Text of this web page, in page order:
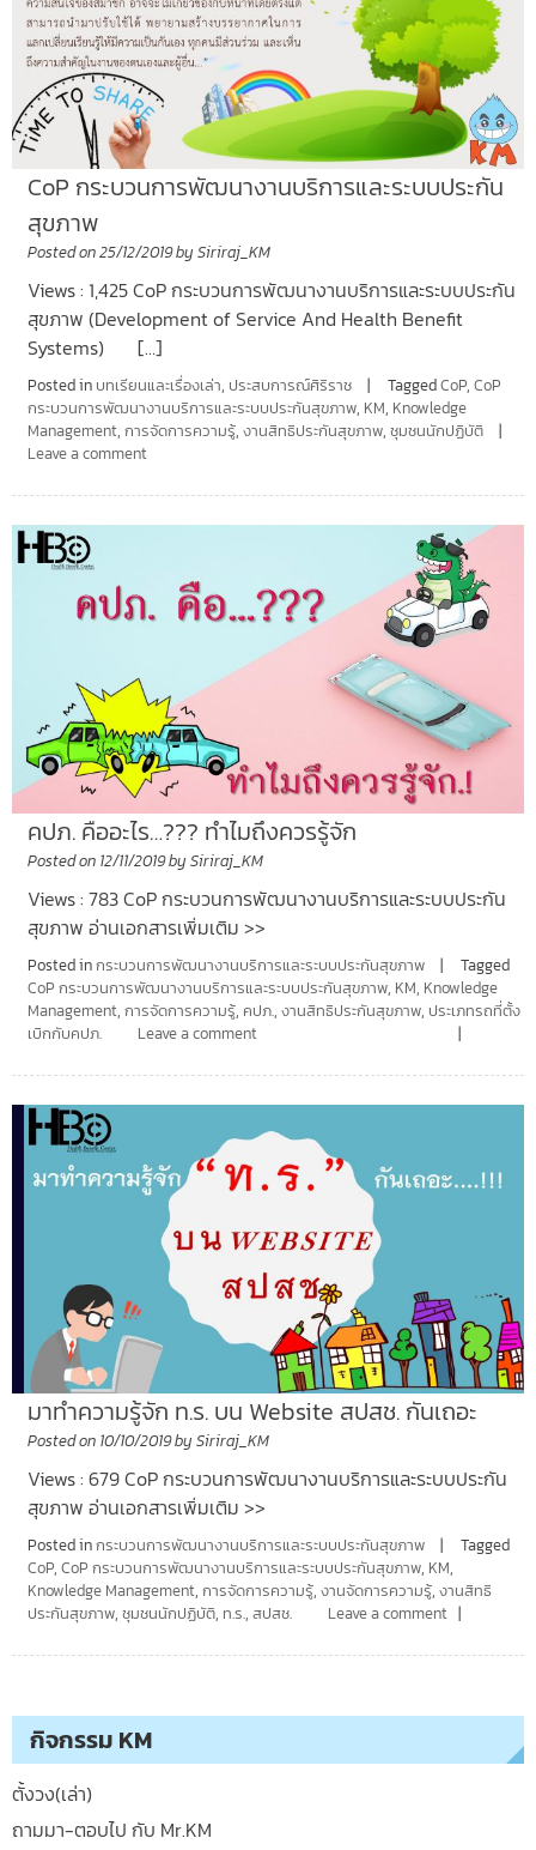
CoP กระบวนการพัฒนางานบริการและระบบประกัน
สุขภาพ
Posted on25/12/2019by Siriraj_KM
Views : 1,425 CoP กระบวนการพัฒนางานบริการและระบบประกัน
สุขภาพ (Development of Service And Health Benefit
Systems) […]
Posted in บทเรียนและเรื่องเล่า, ประสบการณ์ศิริราช TaggedCoP, CoP
กระบวนการพัฒนางานบริการและระบบประกันสุขภาพ, KM, Knowledge
Management, การจัดการความรู้, งานสิทธิประกันสุขภาพ, ชุมชนนักปฏิบัติ
Leave a comment
คปภ. คืออะไร…??? ทำไมถึงควรรู้จัก
Posted on 12/11/2019by Siriraj_KM
Views : 783 CoP กระบวนการพัฒนางานบริการและระบบประกัน
สุขภาพ อ่านเอกสารเพิ่มเติม >>
Posted inกระบวนการพัฒนางานบริการและระบบประกันสุขภาพ
Tagged
CoP กระบวนการพัฒนางานบริการและระบบประกันสุขภาพ, KM, Knowledge
Management, การจัดการความรู้, คปภ., งานสิทธิประกันสุขภาพ, ประเภทรถที่ตั้ง
เบิกกับคปภ.
Leave a comment
มาทำความรู้จัก ท.ร. บน Website สปสช. กันเถอะ
Posted on 10/10/2019by Siriraj_KM
Views : 679 CoP กระบวนการพัฒนางานบริการและระบบประกัน
สุขภาพ อ่านเอกสารเพิ่มเติม >>
Posted inกระบวนการพัฒนางานบริการและระบบประกันสุขภาพ
Tagged
CoP, CoP กระบวนการพัฒนางานบริการและระบบประกันสุขภาพ, KM,
Knowledge Management, การจัดการความรู้, งานจัดการความรู้, งานสิทธิ
ประกันสุขภาพ, ชุมชนนักปฏิบัติ, ท.ร., สปสช. Leave a comment
กิจกรรม KM
ตั้งวง(เล่า)
ถามมา-ตอบไป กับ Mr.KM